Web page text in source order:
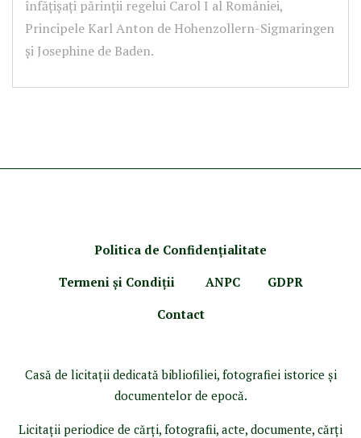
înfățișați părinții regelui Carol I al României,
Principele Karl Anton de Hohenzollern-Sigmaringen
și Josephine de Baden.
Politica de Confidenţialitate
Termeni şi Condiţii
ANPC
GDPR
Contact
Casă de licitaţii dedicată bibliofiliei, fotografiei istorice şi
documentelor de epocă.
Licitaţii periodice de cărţi, fotografii, acte, documente, cărţi